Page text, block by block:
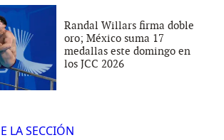
Randal Willars firma doble
oro; México suma 17
medallas este domingo en
los JCC 2026
LA SECCIÓN